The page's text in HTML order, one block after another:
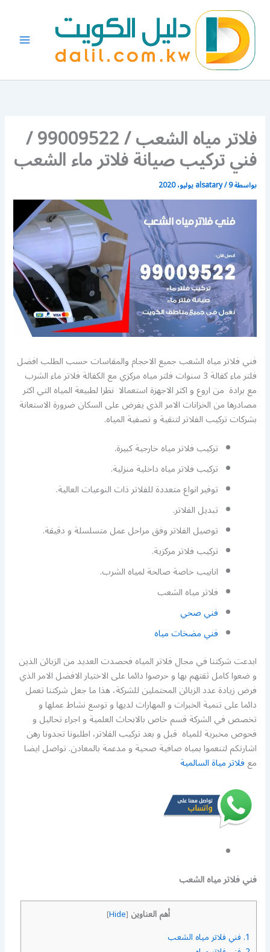
المحتوى
فلاتر مياه الشعب / 99009522 /
فني تركيب صيانة فلاتر ماء الشعب
بواسطة alsatary/9 يوليو، 2020
فني فلاتر مياه الشعب جميع الاحجام والمقاسات حسب الطلب افضل
فلتر ماء كفالة 3 سنوات فلتر مياه مركزي مع الكفالة فلاتر ماء الشرب
مع برادة من اروع و اكثر الاجهزة استعمالا نظرا لطبيعة المياه التي اكثر
مصادرها من الخزانات الامر الذي يفرض على السكان ضرورة الاستعانة
بشركات تركيب الفلاتر لتنقية و تصفية المياه.
تركيب فلاتر مياه خارجية كبيرة.
تركيب فلاتر مياه داخلية منزلية.
توفير انواع متعددة للفلاتر ذات النوعيات العالية.
تبديل الفلاتر.
توصيل الفلاتر وفق مراحل عمل متسلسلة و دقيقة.
تركيب فلاتر مركزية.
انابيب خاصة صالحة لمياه الشرب.
فلاتر مياه الشعب
فني صحي
فني مضخات مياه
ابدعت شركتنا في مجال فلاتر المياه فحصدت العديد من الزبائن الذين
و ضعوا كامل ثقتهم بها و حرصوا دائما على الاختيار الافضل الامر الذي
فرض زيادة عدد الزبائن المحتملين للشركة، هذا ما جعل شركتنا تعمل
دائما على تنمية الخبرات و المهارات لديها و توسع نشاط عملها و
تخصص في الشركة قسم خاص بالابحاث العلمية و اجراء تحاليل و
فحوص مخبرية للمياه قبل و بعد تركيب الفلاتر، اطلبونا تجدونا رهن
اشارتكم لتنعموا بمياه صافية صحية و مدعمة بالمعادن. تواصل ايضا
معفلاتر مياة السالمية
فني فلاتر مياه الشعب
أهم العناوين [
Hide
]
1. فني فلاتر مياه الشعب